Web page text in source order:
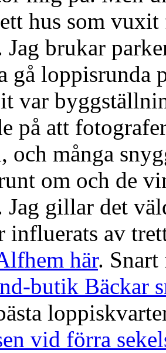
hus som
Jag brukar
gå loppisrunda
var
på att
och många
om och de
Jag gillar det
influerats av
här.
butik Bäckar
vid förra